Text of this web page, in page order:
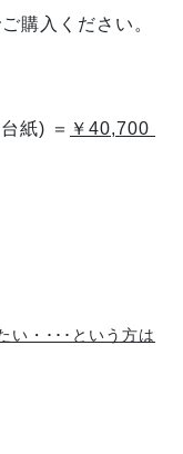
購入ください。
紙) ＝ ￥40,700
い・･･･という方は